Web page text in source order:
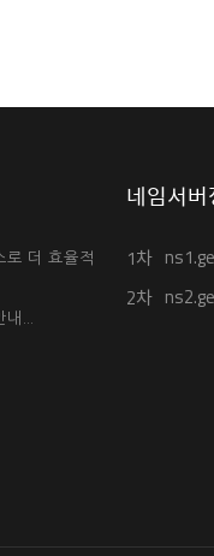
로 더 효율적
...
네임서버
1차
2차